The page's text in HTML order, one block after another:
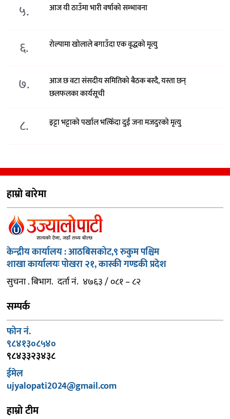
५. आज यी ठाउँमा भारी वर्षाको सम्भावना
६. रोल्पामा खोलाले बगाउँदा एक वृद्धको मृत्यु
७.
आज छ वटा संसदीय समितिको बैठक बस्दै, यस्ता छन्
छलफलका कार्यसूची
८. इट्टा भट्टाको पर्खाल भत्किँदा दुई जना मजदुरको मृत्यु
हाम्रो बारेमा
केन्द्रीय कार्यालय : आठबिसकोट,९ रुकुम पश्चिम
शाखा कार्यालयः पोखरा २१, कास्की गण्डकी प्रदेश
सुचना . बिभाग. दर्ता नं. ४७६३ / ०८१ – ८२
सम्पर्क
फोन नं.
९८४१३०८५४०
९८४३३२३४३८
ईमेल
ujyalopati2024@gmail.com
हाम्रो टीम